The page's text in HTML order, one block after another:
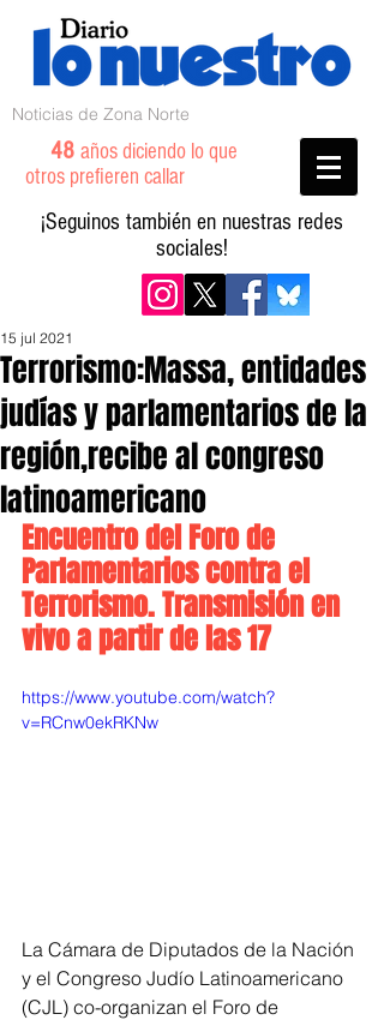
Noticias de Zona Norte
48 años diciendo lo que
otros prefieren callar
¡Seguinos también en nuestras redes
sociales!
Terrorismo:Massa, entidades
judías y parlamentarios de la
región,recibe al congreso
latinoamericano
15 jul 2021
Encuentro del Foro de
Parlamentarios contra el
Terrorismo. Transmisión en
vivo a partir de las 17
https://www.youtube.com/watch?
v=RCnw0ekRKNw
La Cámara de Diputados de la Nación
y el Congreso Judío Latinoamericano
(CJL) co-organizan el Foro de